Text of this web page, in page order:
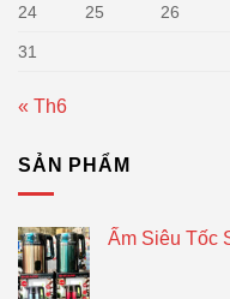
24 25 26
31
« Th6
SẢN PHẨM
Ấm Siêu Tốc